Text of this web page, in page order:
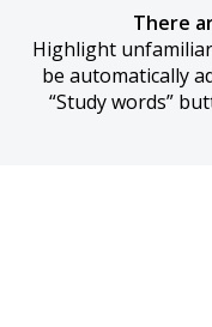
There
Highlight
be automatically
“Study words”